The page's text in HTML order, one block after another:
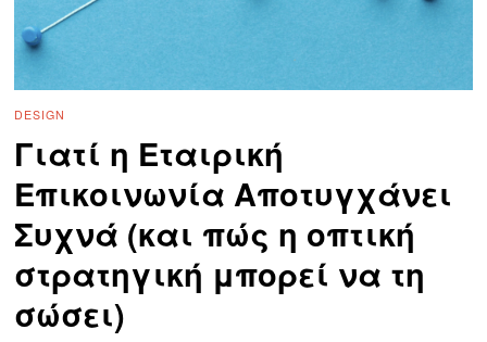
DESIGN
Γιατί η Εταιρική
Επικοινωνία Αποτυγχάνει
Συχνά (και πώς η οπτική
στρατηγική μπορεί να τη
σώσει)